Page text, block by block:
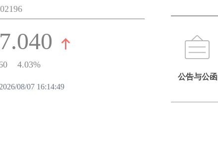
4.03%
2026/08/07 16:14:49
公告与公函